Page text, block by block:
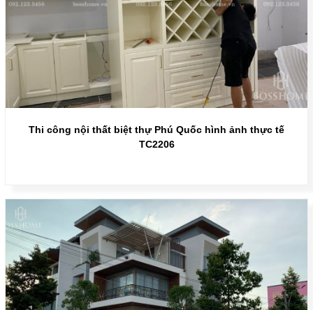
Thi công nội thất biệt thự Phú Quốc hình ảnh thực tế
TC2206